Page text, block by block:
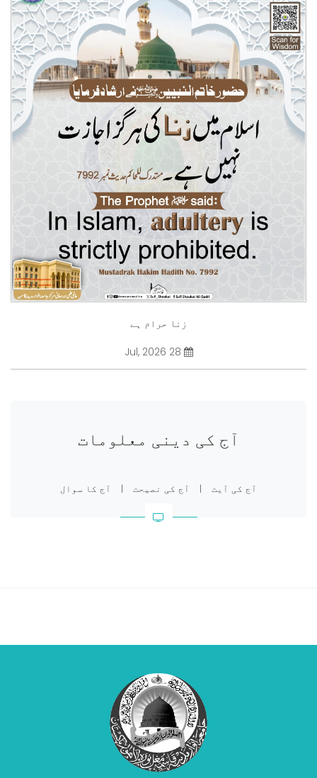
زنا حرام ہے
آج کی دینی معلومات
آج کی آیت | آج کی نصیحت | آج کا سوال